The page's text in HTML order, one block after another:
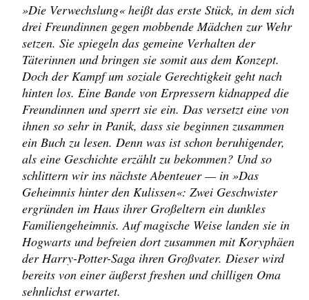
»Die Verwechslung« heißt das erste Stück, in dem sich
drei Freundinnen gegen mobbende Mädchen zur Wehr
setzen. Sie spiegeln das gemeine Verhalten der
Täterinnen und bringen sie somit aus dem Konzept.
Doch der Kampf um soziale Gerechtigkeit geht nach
hinten los. Eine Bande von Erpressern kidnapped die
Freundinnen und sperrt sie ein. Das versetzt eine von
ihnen so sehr in Panik, dass sie beginnen zusammen
ein Buch zu lesen. Denn was ist schon beruhigender,
als eine Geschichte erzählt zu bekommen? Und so
schlittern wir ins nächste Abenteuer — in »Das
Geheimnis hinter den Kulissen«: Zwei Geschwister
ergründen im Haus ihrer Großeltern ein dunkles
Familiengeheimnis. Auf magische Weise landen sie in
Hogwarts und befreien dort zusammen mit Koryphäen
der Harry-Potter-Saga ihren Großvater. Dieser wird
bereits von einer äußerst freshen und chilligen Oma
sehnlichst erwartet.